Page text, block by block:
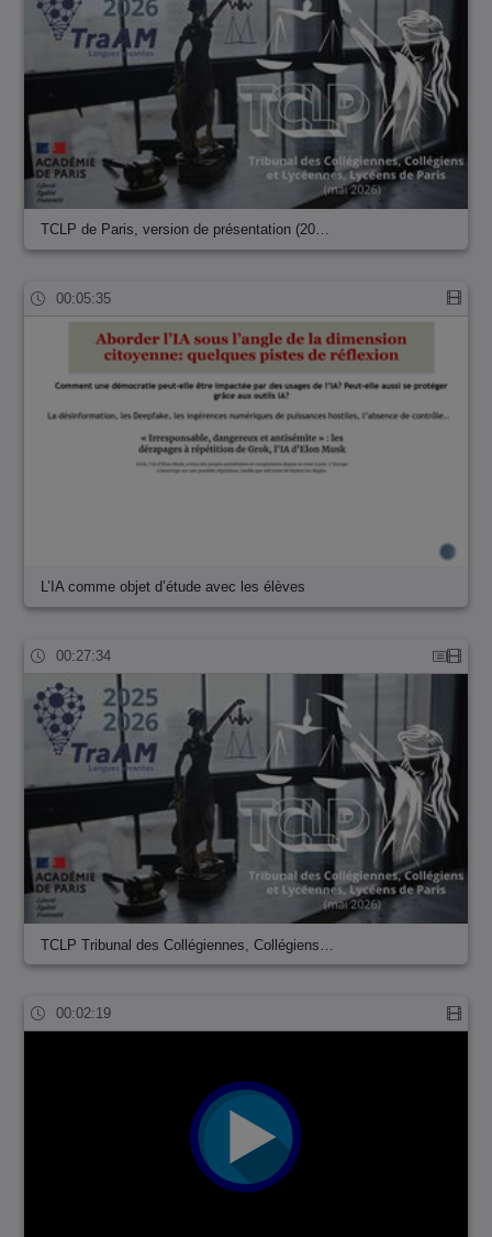
TCLP de Paris, version de présentation (20…
00:05:35
L’IA comme objet d’étude avec les élèves
00:27:34
TCLP Tribunal des Collégiennes, Collégiens…
00:02:19